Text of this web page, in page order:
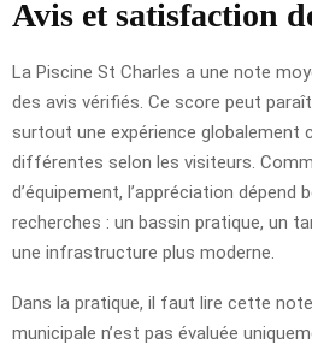
Avis et satisfaction
La Piscine St Charles a une note
des avis vérifiés. Ce score peut
surtout une expérience globalement
différentes selon les visiteurs.
d’équipement, l’appréciation dépend
recherches : un bassin pratique, un
une infrastructure plus moderne.
Dans la pratique, il faut lire cette
municipale n’est pas évaluée